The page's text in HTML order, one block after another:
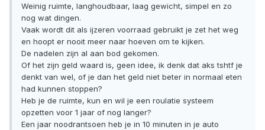
Weinig ruimte, langhoudbaar, laag gewicht, simpel en zo
nog wat dingen.
Vaak wordt dit als ijzeren voorraad gebruikt je zet het weg
en hoopt er nooit meer naar hoeven om te kijken.
De nadelen zijn al aan bod gekomen.
Of het zijn geld waard is, geen idee, ik denk dat aks tshtf je
denkt van wel, of je dan het geld niet beter in normaal eten
had kunnen stoppen?
Heb je de ruimte, kun en wil je een roulatie systeem
opzetten voor 1 jaar of nog langer?
Een jaar noodrantsoen heb je in 10 minuten in je auto